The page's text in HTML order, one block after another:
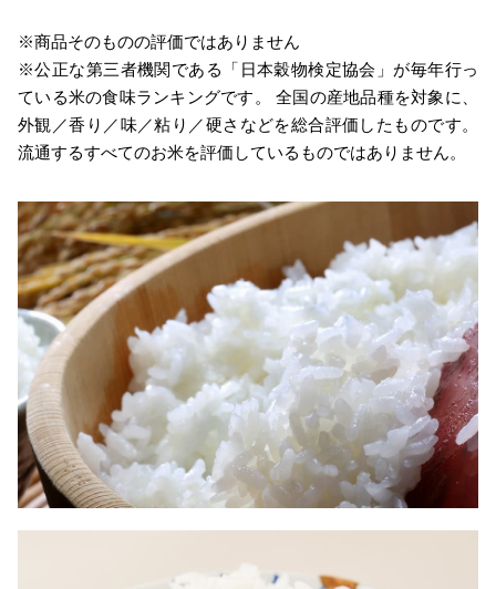
※商品そのものの評価ではありません
※公正な第三者機関である「日本穀物検定協会」が毎年行っ
ている米の食味ランキングです。 全国の産地品種を対象に、
外観／香り／味／粘り／硬さなどを総合評価したものです。
流通するすべてのお米を評価しているものではありません。